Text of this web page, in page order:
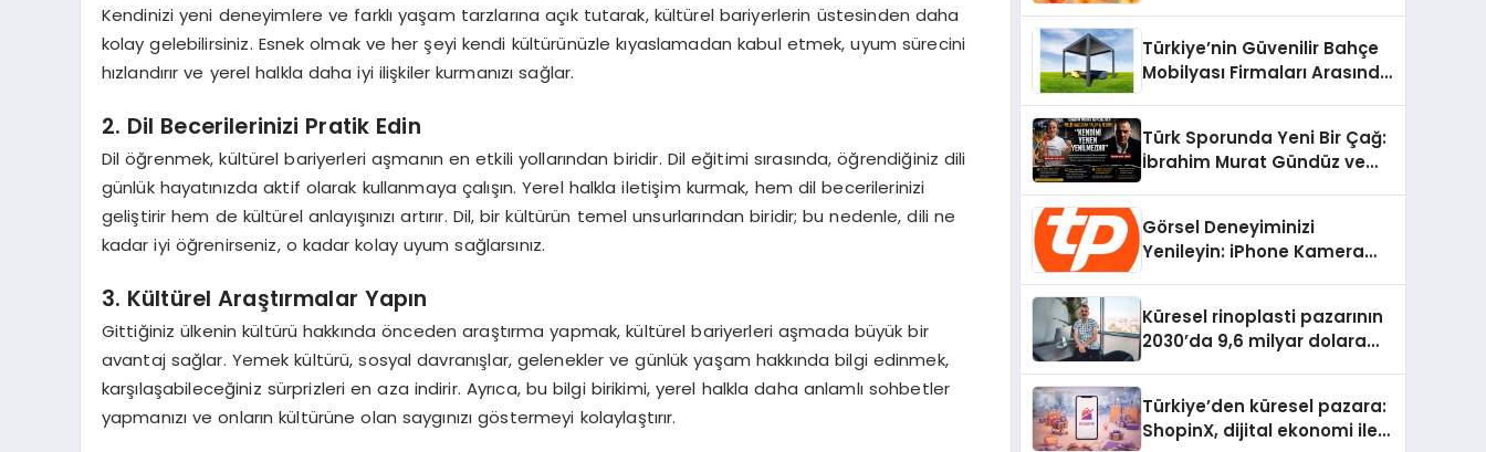
Kendinizi yeni deneyimlere ve farklı yaşam tarzlarına açık tutarak, kültürel bariyerlerin üstesinden daha
kolay gelebilirsiniz. Esnek olmak ve her şeyi kendi kültürünüzle kıyaslamadan kabul etmek, uyum sürecini
hızlandırır ve yerel halkla daha iyi ilişkiler kurmanızı sağlar.
2. Dil Becerilerinizi Pratik Edin
Dil öğrenmek, kültürel bariyerleri aşmanın en etkili yollarından biridir. Dil eğitimi sırasında, öğrendiğiniz dili
günlük hayatınızda aktif olarak kullanmaya çalışın. Yerel halkla iletişim kurmak, hem dil becerilerinizi
geliştirir hem de kültürel anlayışınızı artırır. Dil, bir kültürün temel unsurlarından biridir; bu nedenle, dili ne
kadar iyi öğrenirseniz, o kadar kolay uyum sağlarsınız.
3. Kültürel Araştırmalar Yapın
Gittiğiniz ülkenin kültürü hakkında önceden araştırma yapmak, kültürel bariyerleri aşmada büyük bir
avantaj sağlar. Yemek kültürü, sosyal davranışlar, gelenekler ve günlük yaşam hakkında bilgi edinmek,
karşılaşabileceğiniz sürprizleri en aza indirir. Ayrıca, bu bilgi birikimi, yerel halkla daha anlamlı sohbetler
yapmanızı ve onların kültürüne olan saygınızı göstermeyi kolaylaştırır.
Türkiye’nin Güvenilir Bahçe
Mobilyası Firmaları Arasında
Türk Sporunda Yeni Bir Çağ:
İbrahim Murat Gündüz ve
Görsel Deneyiminizi
Yenileyin: iPhone Kamera
Küresel rinoplasti pazarının
2030’da 9,6 milyar dolara
Türkiye’den küresel pazara:
ShopinX, dijital ekonomi ile